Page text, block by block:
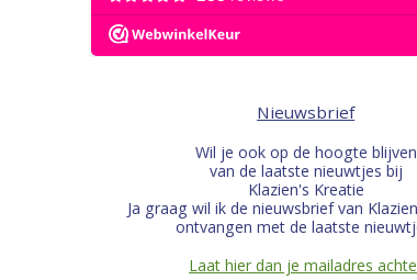
Nieuwsbrief
Wil je ook op de hoogte blijven
van de laatste nieuwtjes bij
Klazien's Kreatie
Ja graag wil ik de nieuwsbrief van
ontvangen met de laatste
Laat hier dan je mailadres